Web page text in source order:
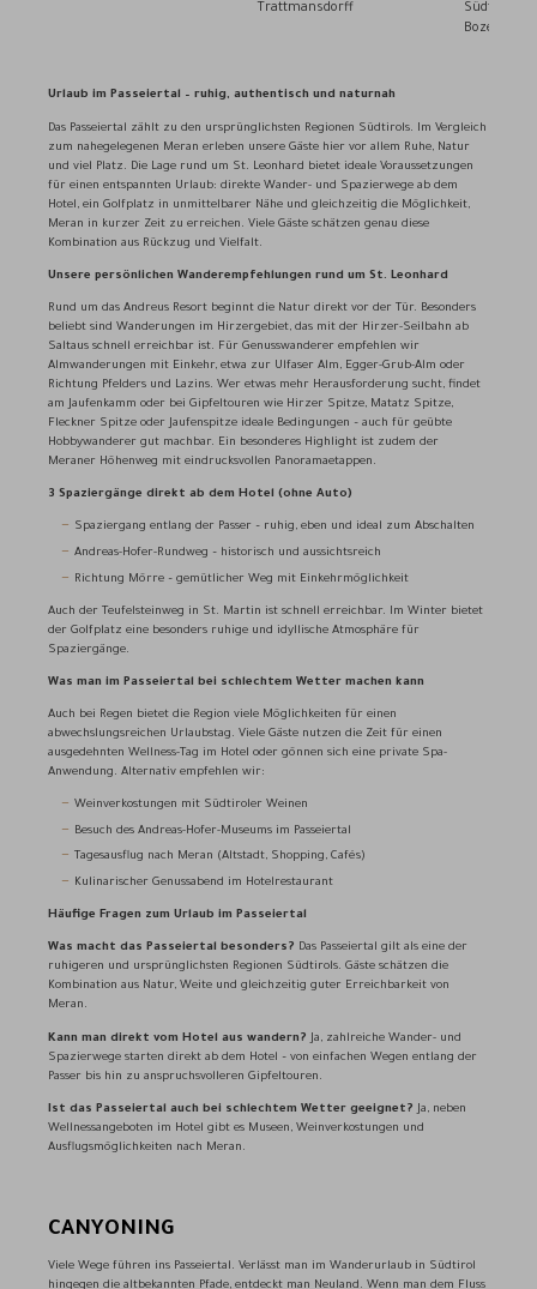
Trattmansdorff
Südtiroler
Bozen
Urlaub im Passeiertal – ruhig, authentisch und naturnah
Das Passeiertal zählt zu den ursprünglichsten Regionen Südtirols. Im Vergleich
zum nahegelegenen Meran erleben unsere Gäste hier vor allem Ruhe, Natur
und viel Platz. Die Lage rund um St. Leonhard bietet ideale Voraussetzungen
für einen entspannten Urlaub: direkte Wander- und Spazierwege ab dem
Hotel, ein Golfplatz in unmittelbarer Nähe und gleichzeitig die Möglichkeit,
Meran in kurzer Zeit zu erreichen. Viele Gäste schätzen genau diese
Kombination aus Rückzug und Vielfalt.
Unsere persönlichen Wanderempfehlungen rund um St. Leonhard
Rund um das Andreus Resort beginnt die Natur direkt vor der Tür. Besonders
beliebt sind Wanderungen im Hirzergebiet, das mit der Hirzer-Seilbahn ab
Saltaus schnell erreichbar ist. Für Genusswanderer empfehlen wir
Almwanderungen mit Einkehr, etwa zur Ulfaser Alm, Egger-Grub-Alm oder
Richtung Pfelders und Lazins. Wer etwas mehr Herausforderung sucht, findet
am Jaufenkamm oder bei Gipfeltouren wie Hirzer Spitze, Matatz Spitze,
Fleckner Spitze oder Jaufenspitze ideale Bedingungen – auch für geübte
Hobbywanderer gut machbar. Ein besonderes Highlight ist zudem der
Meraner Höhenweg mit eindrucksvollen Panoramaetappen.
3 Spaziergänge direkt ab dem Hotel (ohne Auto)
Spaziergang entlang der Passer – ruhig, eben und ideal zum Abschalten
Andreas-Hofer-Rundweg – historisch und aussichtsreich
Richtung Mörre – gemütlicher Weg mit Einkehrmöglichkeit
Auch der Teufelsteinweg in St. Martin ist schnell erreichbar. Im Winter bietet
der Golfplatz eine besonders ruhige und idyllische Atmosphäre für
Spaziergänge.
Was man im Passeiertal bei schlechtem Wetter machen kann
Auch bei Regen bietet die Region viele Möglichkeiten für einen
abwechslungsreichen Urlaubstag. Viele Gäste nutzen die Zeit für einen
ausgedehnten Wellness-Tag im Hotel oder gönnen sich eine private Spa-
Anwendung. Alternativ empfehlen wir:
Weinverkostungen mit Südtiroler Weinen
Besuch des Andreas-Hofer-Museums im Passeiertal
Tagesausflug nach Meran (Altstadt, Shopping, Cafés)
Kulinarischer Genussabend im Hotelrestaurant
Häufige Fragen zum Urlaub im Passeiertal
Was macht das Passeiertal besonders? Das Passeiertal gilt als eine der
ruhigeren und ursprünglichsten Regionen Südtirols. Gäste schätzen die
Kombination aus Natur, Weite und gleichzeitig guter Erreichbarkeit von
Meran.
Kann man direkt vom Hotel aus wandern? Ja, zahlreiche Wander- und
Spazierwege starten direkt ab dem Hotel – von einfachen Wegen entlang der
Passer bis hin zu anspruchsvolleren Gipfeltouren.
Ist das Passeiertal auch bei schlechtem Wetter geeignet? Ja, neben
Wellnessangeboten im Hotel gibt es Museen, Weinverkostungen und
Ausflugsmöglichkeiten nach Meran.
CANYONING
Viele Wege führen ins Passeiertal. Verlässt man im Wanderurlaub in Südtirol
hingegen die altbekannten Pfade, entdeckt man Neuland. Wenn man dem Fluss